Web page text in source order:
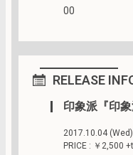
00
RELEASE
印象派『印
2017.10.04
PRICE : ￥2,500